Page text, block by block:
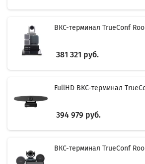
ВКС-терминал TrueConf
381 321 руб.
FullHD ВКС-терминал
394 979 руб.
ВКС-терминал TrueConf